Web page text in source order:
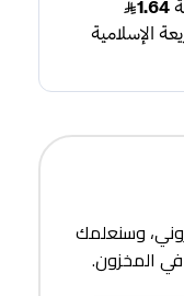
وسنعلمك
المخزون.